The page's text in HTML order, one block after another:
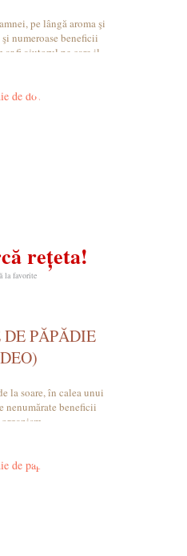
pe lângă aroma şi
numeroase beneficii
ar fi ajutorul pe care il
rețeta!
la favorite
PĂPĂDIE
la soare, în calea unui
nenumărate beneficii